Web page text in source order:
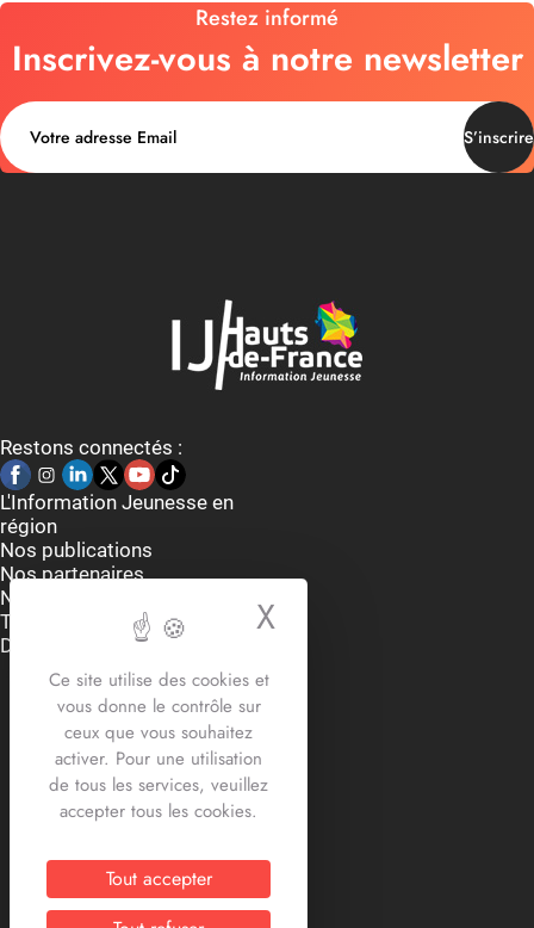
Ce site utilise des cookies et
vous donne le contrôle sur
ceux que vous souhaitez
activer. Pour une utilisation
de tous les services, veuillez
accepter tous les cookies.
Tout accepter
X
Restez informé
Inscrivez-vous à notre newsletter
S’inscrire
Restons connectés :
L'Information Jeunesse en
région
Nos publications
Nos partenaires
Nous contacter
Thématiques
Dispositifs et aides
Accueil du lundi au vendredi
9h-12h30 / 13h30 -17h30
2 rue Edouard Delesalle
59800 Lille
03.20.12.87.30
contact@crij-hdf.fr